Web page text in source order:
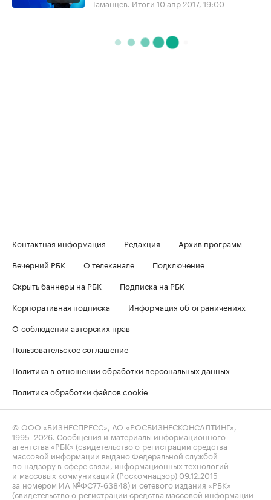
Таманцев. Итоги 10 апр 2017, 19:00
Контактная информация Редакция
Архив программ
Вечерний РБК
О телеканале
Подключение
Скрыть баннеры на РБК
Подписка на РБК
Корпоративная подписка
Информация об ограничениях
О соблюдении авторских прав
Пользовательское соглашение
Политика в отношении обработки персональных данных
Политика обработки файлов cookie
© ООО «БИЗНЕСПРЕСС», АО «РОСБИЗНЕСКОНСАЛТИНГ»,
1995–2026 . Сообщения и материалы информационного
агентства «РБК» (свидетельство о регистрации средства
массовой информации выдано Федеральной службой
по надзору в сфере связи, информационных технологий
и массовых коммуникаций (Роскомнадзор) 09.12.2015
за номером ИА №ФС77-63848) и сетевого издания «РБК»
(свидетельство о регистрации средства массовой информации